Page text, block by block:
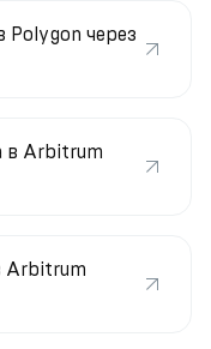
Polygon через
в Arbitrum
Arbitrum